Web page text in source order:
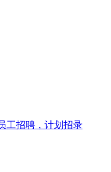
工招聘，计划招录